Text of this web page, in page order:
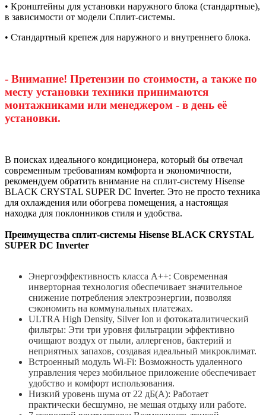
• Кронштейны для установки наружного блока (стандартные),
в зависимости от модели Сплит-системы.
• Стандартный крепеж для наружного и внутреннего блока.
- Внимание! Претензии по стоимости, а также по
месту установки техники принимаются
монтажниками или менеджером - в день её
установки.
В поисках идеального кондиционера, который бы отвечал
современным требованиям комфорта и экономичности,
рекомендуем обратить внимание на сплит-систему Hisense
BLACK CRYSTAL SUPER DC Inverter. Это не просто техника
для охлаждения или обогрева помещения, а настоящая
находка для поклонников стиля и удобства.
Преимущества сплит-системы Hisense BLACK CRYSTAL
SUPER DC Inverter
Энергоэффективность класса А++: Современная
инверторная технология обеспечивает значительное
снижение потребления электроэнергии, позволяя
сэкономить на коммунальных платежах.
ULTRA High Density, Silver Ion и фотокаталитический
фильтры: Эти три уровня фильтрации эффективно
очищают воздух от пыли, аллергенов, бактерий и
неприятных запахов, создавая идеальный микроклимат.
Встроенный модуль Wi-Fi: Возможность удаленного
управления через мобильное приложение обеспечивает
удобство и комфорт использования.
Низкий уровень шума от 22 дБ(А): Работает
практически бесшумно, не мешая отдыху или работе.